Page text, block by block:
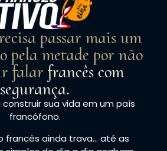
passar mais um
pela metade por não
falar francês com
segurança.
sua vida em um país
francófono.
francês ainda trava… até as